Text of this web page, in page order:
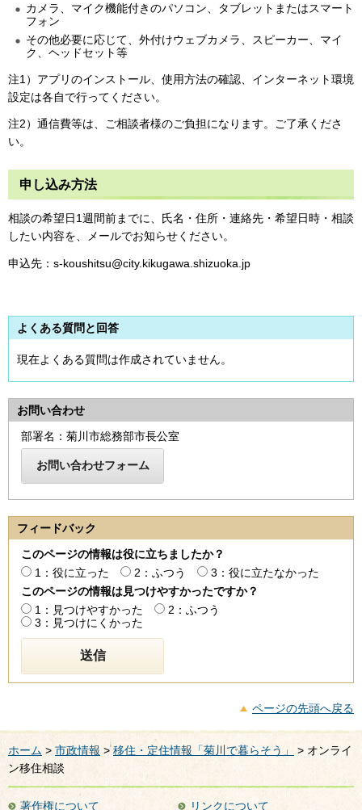
カメラ、マイク機能付きのパソコン、タブレットまたはスマート
フォン
その他必要に応じて、外付けウェブカメラ、スピーカー、マイ
ク、ヘッドセット等
注1）アプリのインストール、使用方法の確認、インターネット環境
設定は各自で行ってください。
注2）通信費等は、ご相談者様のご負担になります。ご了承くださ
い。
申し込み方法
相談の希望日1週間前までに、氏名・住所・連絡先・希望日時・相談
したい内容を、メールでお知らせください。
申込先：s-koushitsu@city.kikugawa.shizuoka.jp
よくある質問と回答
現在よくある質問は作成されていません。
お問い合わせ
部署名：菊川市総務部市長公室
フィードバック
このページの情報は役に立ちましたか？
1：役に立った
2：ふつう
3：役に立たなかった
このページの情報は見つけやすかったですか？
1：見つけやすかった
2：ふつう
3：見つけにくかった
ページの先頭へ戻る
ホーム > 市政情報 >移住・定住情報「菊川で暮らそう」
> オンライ
ン移住相談
著作権について リンクについて